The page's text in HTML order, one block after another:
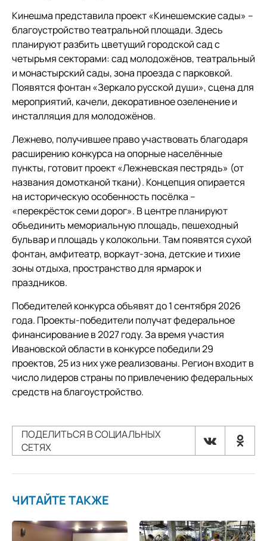
Кинешма представила проект «Кинешемские сады» –
благоустройство театральной площади. Здесь
планируют разбить цветущий городской сад с
четырьмя секторами: сад молодожёнов, театральный
и монастырский сады, зона проезда с парковкой.
Появятся фонтан «Зеркало русской души», сцена для
мероприятий, качели, декоративное озеленение и
инсталляция для молодожёнов.
Лежнево, получившее право участвовать благодаря
расширению конкурса на опорные населённые
пункты, готовит проект «Лежневская пестрядь» (от
названия домотканой ткани). Концепция опирается
на историческую особенность посёлка –
«перекрёсток семи дорог». В центре планируют
объединить мемориальную площадь, пешеходный
бульвар и площадь у колокольни. Там появятся сухой
фонтан, амфитеатр, воркаут-зона, детские и тихие
зоны отдыха, пространство для ярмарок и
праздников.
Победителей конкурса объявят до 1 сентября 2026
года. Проекты-победители получат федеральное
финансирование в 2027 году. За время участия
Ивановской области в конкурсе победили 29
проектов, 25 из них уже реализованы. Регион входит в
число лидеров страны по привлечению федеральных
средств на благоустройство.
ПОДЕЛИТЬСЯ В СОЦИАЛЬНЫХ
СЕТЯХ
ЧИТАЙТЕ ТАКЖЕ